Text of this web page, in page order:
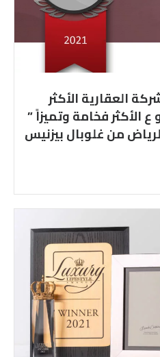
العقارية الأكثر
الأكثر فخامة وتميزاً ”
من غلوبال بيزنيس